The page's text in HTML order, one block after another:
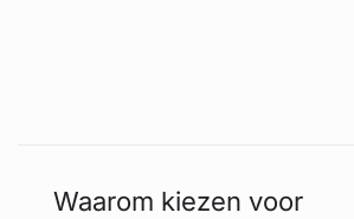
Waarom kiezen voor